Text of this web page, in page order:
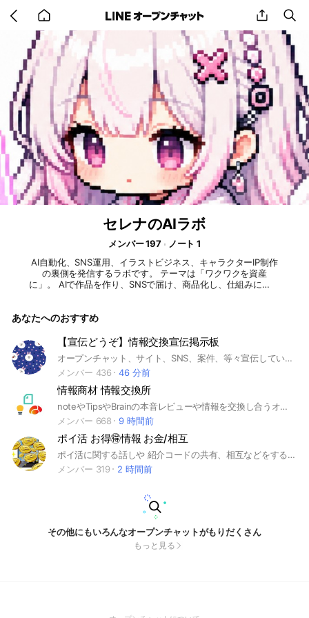
back
home
share
セレナのAIラボ
メンバー 197
ノート 1
AI自動化、SNS運用、イラストビジネス、キャラクターIP制作
の裏側を発信するラボです。 テーマは「ワクワクを資産
に」。 AIで作品を作り、SNSで届け、商品化し、仕組みにする
あなたへのおすすめ
【宣伝どうぞ】情報交換宣伝掲示板
オープンチャット、サイト、SNS、案件、等々宣伝していってください 宣伝なしの情報共有も歓迎です 投稿いただきましたら、同じ内容の宣伝紹介の場合次の書き込みまで1,2時間はあけていただきたいです ノートをご一読ください
メンバー 436
46 分前
情報商材 情報交換所
noteやTipsやBrainの本音レビューや情報を交換し合うオープンチャットです。内容をネタバレする等の販売者さんの迷惑になる行為は禁止です。#Tips #Brain #note
メンバー 668
9 時間前
ポイ活 お得🉐情報 お金/相互
ポイ活に関する話しや 紹介コードの共有、相互などをする場所です。 自分が登録してほしいサイトがあるよって方は是非参加してみてね！ みんながお得になるような情報発信も定期的に発信しています(*^^*) 入ったらまずノートを見て頂けるとありがたいです🙇‍♀️ オプの宣伝、個人のSNSへの誘導は禁止です。 その他、管理人が不適切だと判断した投稿は削除する場合があります。 #お金 #金欠 #ポイ活 #ポイント #相互 #お得 #口座開設 #オリパ #TiktokLite #Tiktok Lite #Tiktokライト #モッピー #ハピタス #Temu #SHEIN #PayPay #紹介コード #招待コード
メンバー 319
2 時間前
その他にもいろんなオープンチャットがもりだくさん
もっと見る